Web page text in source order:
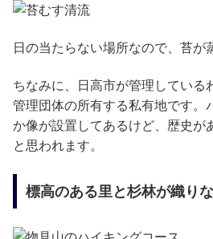
日の当たらない場所なので、苔が
ちなみに、日高市が管理している
管理団体の所有する私有地です
か像が設置してあるけど、歴史が
と思われます。
標高のある里と杉林が織り